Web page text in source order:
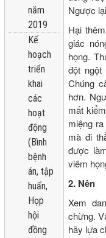
năm
2019
Kế
hoạch
triển
khai
các
hoạt
động
(Bình
bệnh
án, tập
huấn,
Họp
hội
đồng
Ngược
Hại
giác
họng.
đột ngột
Chúng
hơn.
mất
miệng
mà đi
được
viêm
2. Nên
Xem
chừng.
hãy lựa